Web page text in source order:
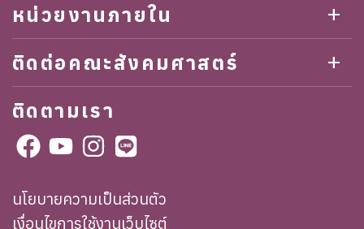
หน่วยงานภายใน add
ติดต่อคณะสังคมศาสตร์ add
ติดตามเรา
นโยบายความเป็นส่วนตัว
เงื่อนไขการใช้งานเว็บไซต์